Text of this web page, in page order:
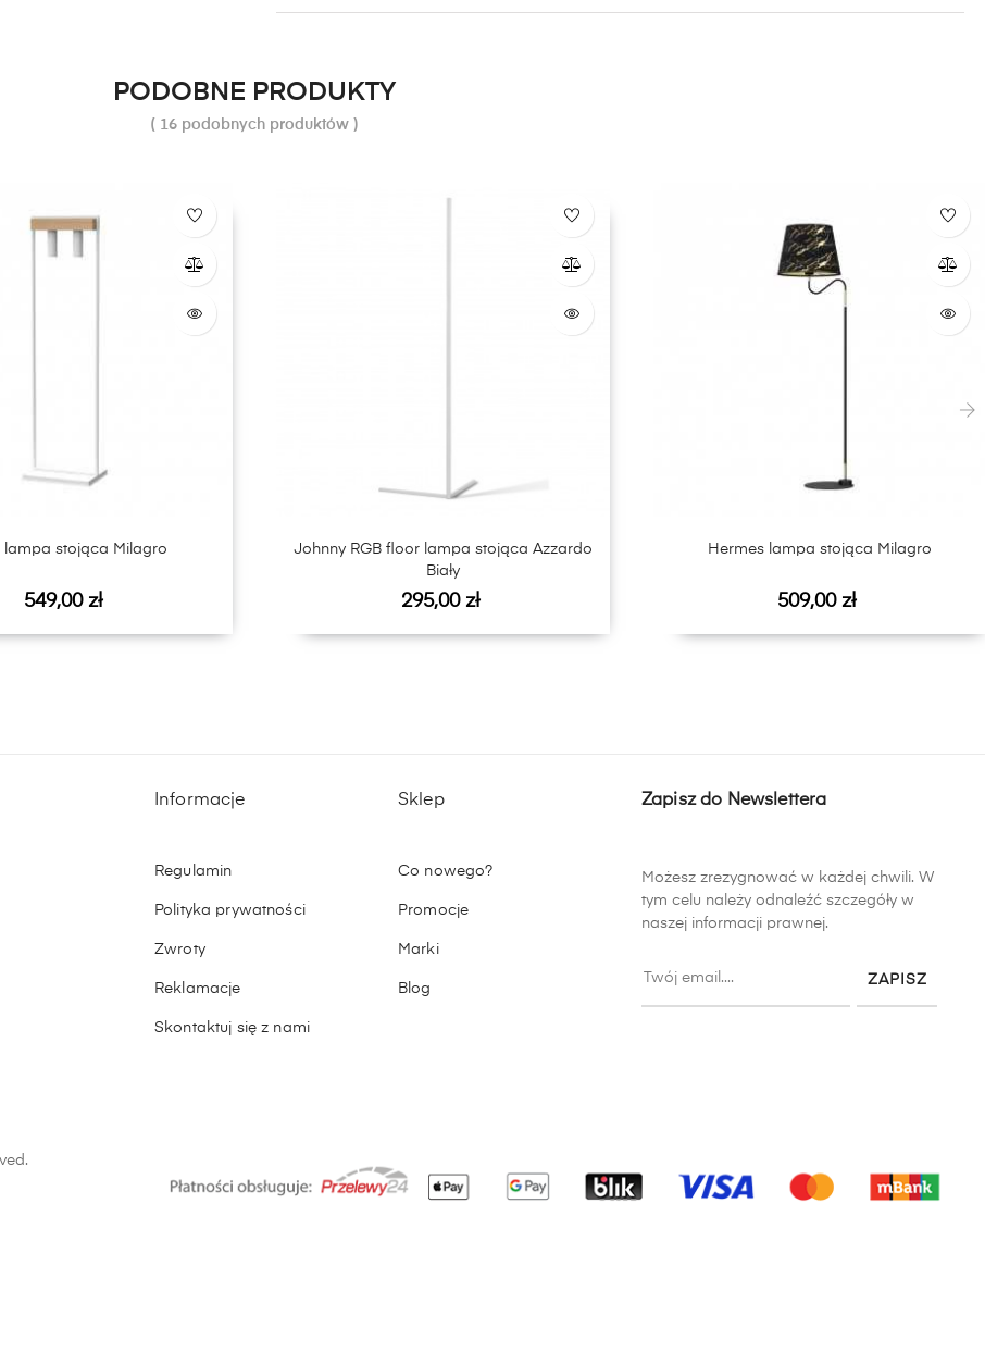
PODOBNE PRODUKTY
( 16 podobnych produktów )
lampa stojąca Milagro
Cena
549,00 zł
Johnny RGB floor lampa stojąca Azzardo
Biały
Cena
295,00 zł
Hermes lampa stojąca Milagro
Cena
509,00 zł
Informacje
Regulamin
Polityka prywatności
Zwroty
Reklamacje
Skontaktuj się z nami
Sklep
Co nowego?
Promocje
Marki
Blog
Zapisz do Newslettera
Możesz zrezygnować w każdej chwili. W
tym celu należy odnaleźć szczegóły w
naszej informacji prawnej.
ZAPISZ